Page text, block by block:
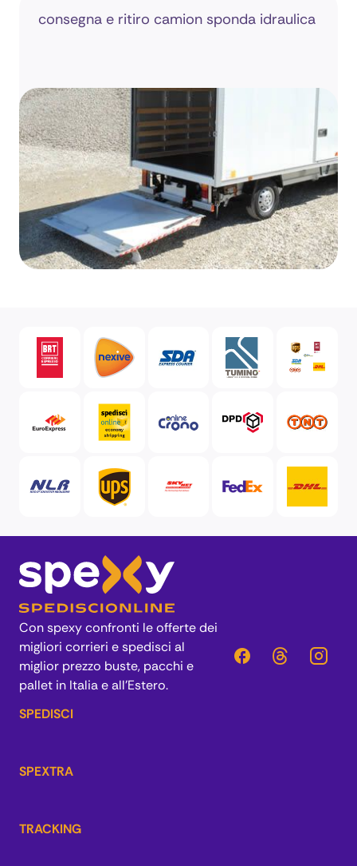
consegna e ritiro camion sponda idraulica
Con spexy confronti le offerte dei
migliori corrieri e spedisci al
miglior prezzo buste, pacchi e
pallet in Italia e all’Estero.
SPEDISCI
SPEXTRA
TRACKING